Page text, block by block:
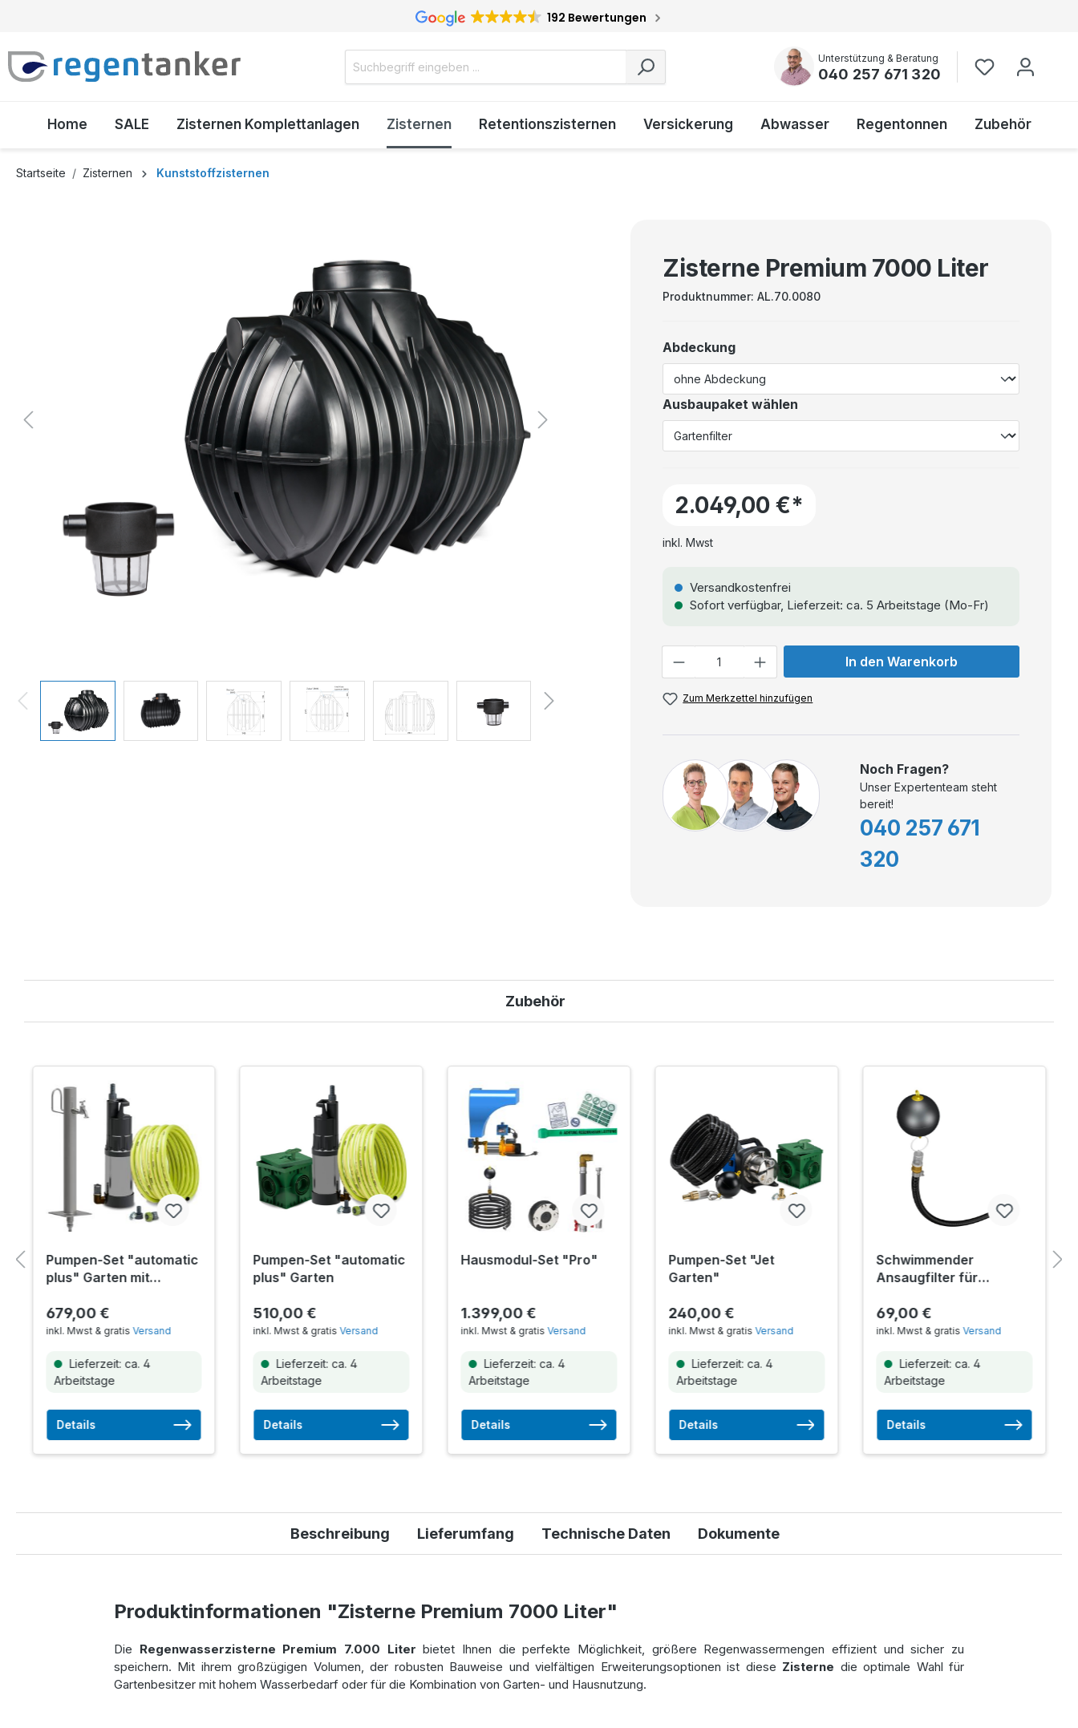
192 Bewertungen
Unterstützung & Beratung
040 257 671 320
Home SALE Zisternen Komplettanlagen Zisternen Retentionszisternen Versickerung Abwasser Regentonnen Zubehör
Startseite Zisternen Kunststoffzisternen
Zisterne Premium 7000 Liter
Produktnummer:AL.70.0080
Abdeckung
Ausbaupaket wählen
2.049,00 €*
inkl. Mwst
Versandkostenfrei
Sofort verfügbar, Lieferzeit: ca. 5 Arbeitstage (Mo-Fr)
In den Warenkorb
Zum Merkzettel hinzufügen
Noch Fragen?
Unser Expertenteam steht
bereit!
040 257 671
320
Zubehör
Pumpen-Set "automatic
plus" Garten mit
679,00 €
inkl. Mwst & gratis Versand
Lieferzeit: ca. 4
Arbeitstage
Details
Pumpen-Set "automatic
plus" Garten
510,00 €
inkl. Mwst & gratisVersand
Lieferzeit: ca. 4
Arbeitstage
Details
Hausmodul-Set "Pro"
1.399,00 €
inkl. Mwst & gratisVersand
Lieferzeit: ca. 4
Arbeitstage
Details
Pumpen-Set "Jet
Garten"
240,00 €
inkl. Mwst & gratisVersand
Lieferzeit: ca. 4
Arbeitstage
Details
Schwimmender
Ansaugfilter für
69,00 €
inkl. Mwst & gratisVersand
Lieferzeit: ca. 4
Arbeitstage
Details
Beschreibung Lieferumfang Technische Daten Dokumente
Produktinformationen "Zisterne Premium 7000 Liter"
Die Regenwasserzisterne Premium 7.000 Liter bietet Ihnen die perfekte Möglichkeit, größere Regenwassermengen effizient und sicher zu
speichern. Mit ihrem großzügigen Volumen, der robusten Bauweise und vielfältigen Erweiterungsoptionen ist diese Zisterne die optimale Wahl für
Gartenbesitzer mit hohem Wasserbedarf oder für die Kombination von Garten- und Hausnutzung.